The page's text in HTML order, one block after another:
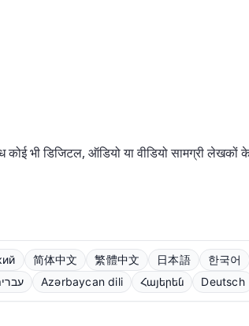
भी डिजिटल, ऑडियो या वीडियो सामग्री
简体中文 繁體中文 日本語 한국어
Azərbaycan dili Հայերեն Deutsch